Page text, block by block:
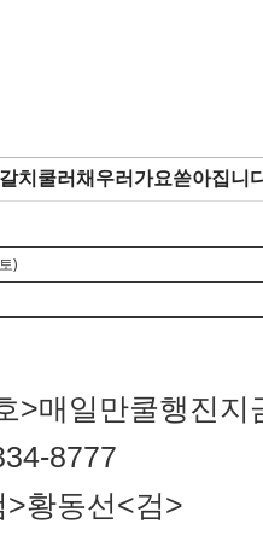
치쿨러채우러가요쏟아집니
)
>매일만쿨행진
8777
황동선<검>